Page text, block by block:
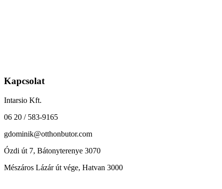
Kapcsolat
Intarsio Kft.
06 20 / 583-9165
gdominik@otthonbutor.com
Ózdi út 7, Bátonyterenye 3070
Mészáros Lázár út vége, Hatvan 3000